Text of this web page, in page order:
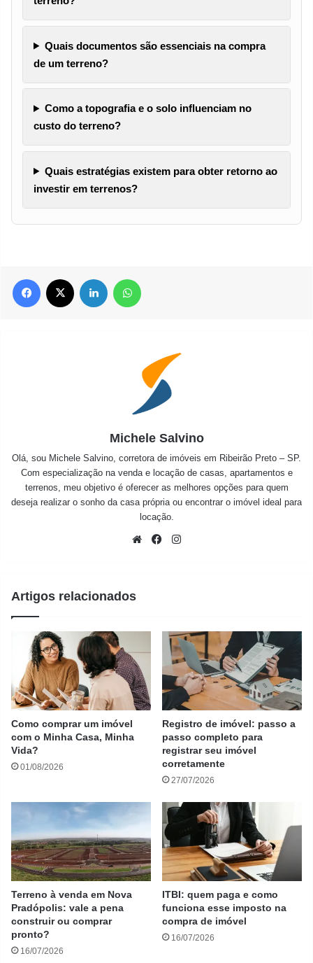
Quais documentos são essenciais na compra
de um terreno?
Como a topografia e o solo influenciam no
custo do terreno?
Quais estratégias existem para obter retorno ao
investir em terrenos?
Facebook Linkedin
Michele Salvino
Olá, sou Michele Salvino, corretora de imóveis em Ribeirão Preto – SP.
Com especialização na venda e locação de casas, apartamentos e
terrenos, meu objetivo é oferecer as melhores opções para quem
deseja realizar o sonho da casa própria ou encontrar o imóvel ideal para
locação.
WebsiteFacebook
Artigos relacionados
Como comprar um imóvel
com o Minha Casa, Minha
Vida?
01/08/2026
Registro de imóvel: passo a
passo completo para
registrar seu imóvel
corretamente
27/07/2026
Terreno à venda em Nova
Pradópolis: vale a pena
construir ou comprar
pronto?
16/07/2026
ITBI: quem paga e como
funciona esse imposto na
compra de imóvel
16/07/2026